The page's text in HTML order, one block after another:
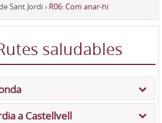
Sant Jordi› R06: Com anar-hi
saludables
a Castellvell